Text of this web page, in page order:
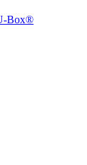
Box®